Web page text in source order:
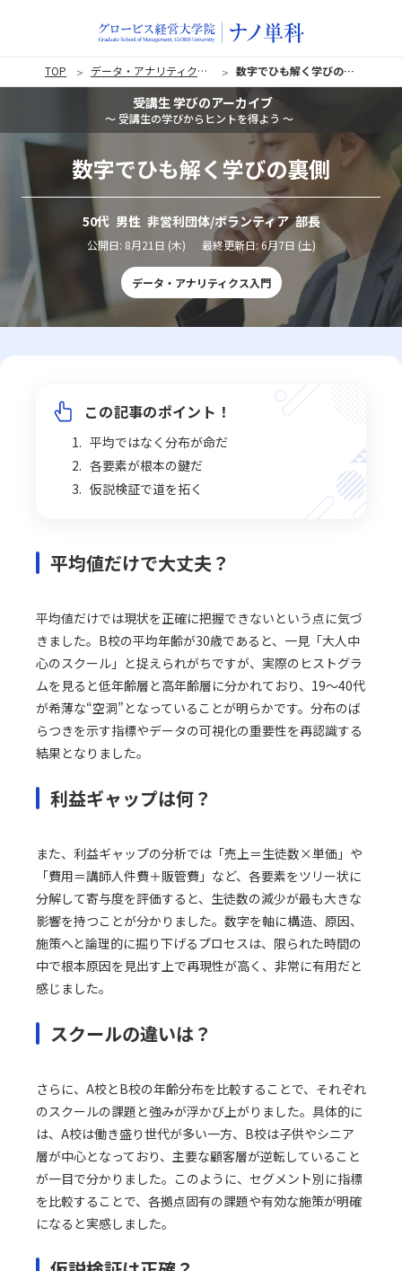
TOP データ・アナリティクス入門 数字でひも解く学びの裏側
受講生 学びのアーカイブ
〜 受講生の学びからヒントを得よう 〜
数字でひも解く学びの裏側
50代 男性 非営利団体/ボランティア 部長
公開日: 8月21日 (木) 最終更新日: 6月7日 (土)
データ・アナリティクス入門
この記事のポイント！
平均ではなく分布が命だ
各要素が根本の鍵だ
仮説検証で道を拓く
平均値だけで大丈夫？
平均値だけでは現状を正確に把握できないという点に気づ
きました。B校の平均年齢が30歳であると、一見「大人中
心のスクール」と捉えられがちですが、実際のヒストグラ
ムを見ると低年齢層と高年齢層に分かれており、19～40代
が希薄な“空洞”となっていることが明らかです。分布のば
らつきを示す指標やデータの可視化の重要性を再認識する
結果となりました。
利益ギャップは何？
また、利益ギャップの分析では「売上＝生徒数×単価」や
「費用＝講師人件費＋販管費」など、各要素をツリー状に
分解して寄与度を評価すると、生徒数の減少が最も大きな
影響を持つことが分かりました。数字を軸に構造、原因、
施策へと論理的に掘り下げるプロセスは、限られた時間の
中で根本原因を見出す上で再現性が高く、非常に有用だと
感じました。
スクールの違いは？
さらに、A校とB校の年齢分布を比較することで、それぞれ
のスクールの課題と強みが浮かび上がりました。具体的に
は、A校は働き盛り世代が多い一方、B校は子供やシニア
層が中心となっており、主要な顧客層が逆転していること
が一目で分かりました。このように、セグメント別に指標
を比較することで、各拠点固有の課題や有効な施策が明確
になると実感しました。